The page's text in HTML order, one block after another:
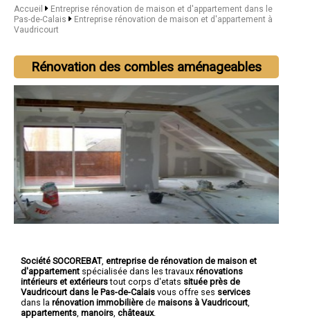
Accueil
Entreprise rénovation de maison et d'appartement dans le
Pas-de-Calais
Entreprise rénovation de maison et d'appartement à
Vaudricourt
Rénovation des combles aménageables
Société SOCOREBAT, entreprise de rénovation de maison et
d'appartement spécialisée dans les travaux rénovations
intérieurs et extérieurstout corps d'etats située près de
Vaudricourt dans le Pas-de-Calais vous offre ses services
dans la rénovation immobilière de maisons à Vaudricourt
appartements manoirs châteaux.